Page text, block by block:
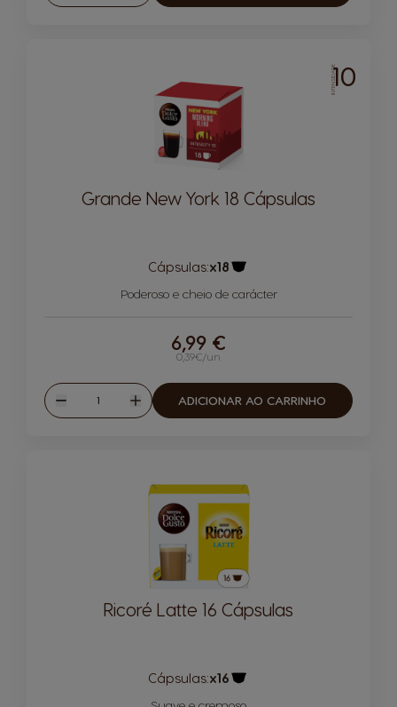
INTENSIDADE10
Grande New York 18 Cápsulas
Cápsulas:x18
Poderoso e cheio de carácter
0,39€/un
6,99 €
Reduzir
Quantidade
Aumentar
ADICIONAR AO CARRINHO
Ricoré Latte 16 Cápsulas
Cápsulas:x16